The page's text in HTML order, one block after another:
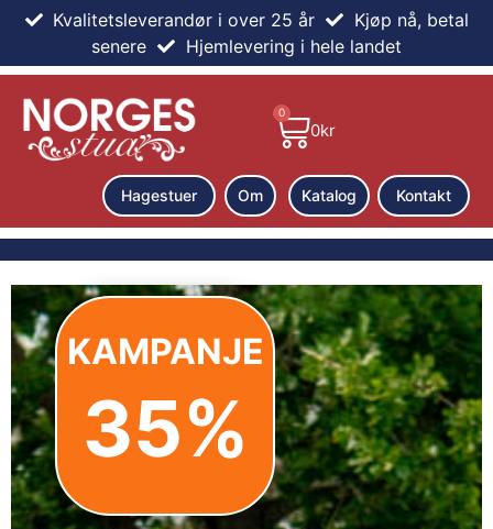
Kvalitetsleverandør i over 25 år
Kjøp nå, betal
senere
Hjemlevering i hele landet
0kr
0
Katalog
Om Kontakt
Hagestuer
KAMPANJE
35%